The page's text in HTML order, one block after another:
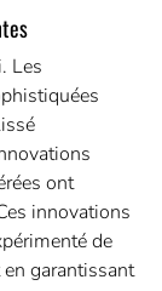
Les
ont
innovations
de
garantissant